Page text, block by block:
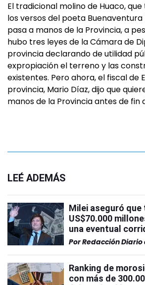
El tradicional molino de Huaco,
los versos del poeta Buenaventura
pasa a manos de la Provincia, a
hubo tres leyes de la Cámara de
provincia declarando de utilidad
expropiación el terreno y las
existentes. Pero ahora, el fiscal de
provincia, Mario Díaz, dijo que
manos de la Provincia antes de fin
LEÉ ADEMÁS
Milei aseguró
US$70.000
una eventual
PorRedacción Diario
Ranking de
con más de